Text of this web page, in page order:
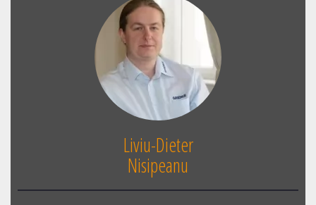
Liviu-Dieter
Nisipeanu